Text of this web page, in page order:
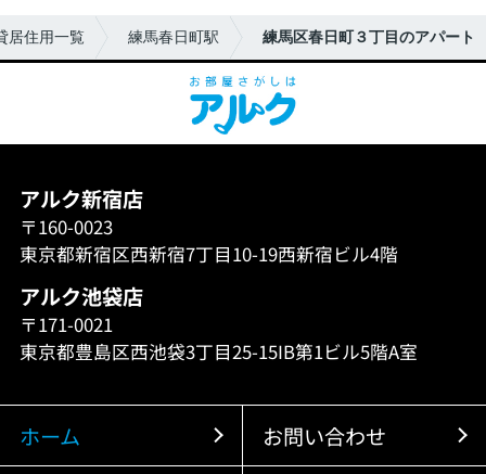
居住用一覧 練馬春日町駅 練馬区春日町３丁目のアパート
アルク新宿店
〒160-0023
東京都新宿区西新宿7丁目10-19西新宿ビル4階
アルク池袋店
〒171-0021
東京都豊島区西池袋3丁目25-15IB第1ビル5階A室
ホーム お問い合わせ